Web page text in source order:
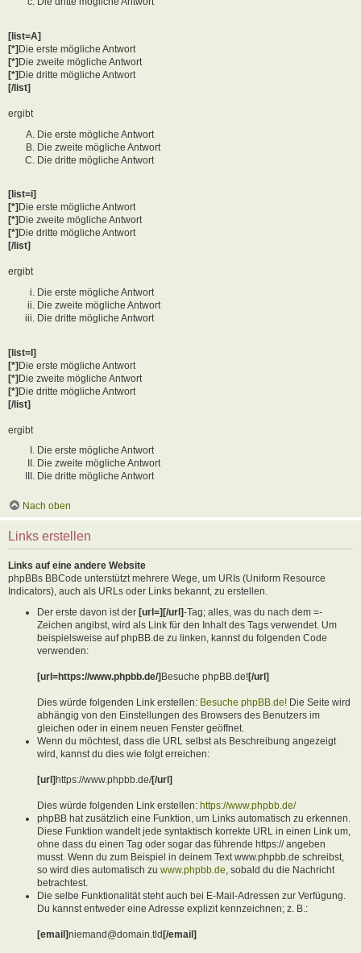
[list=A]
[*] Die erste mögliche Antwort
[*] Die zweite mögliche Antwort
[*] Die dritte mögliche Antwort
[/list]
ergibt
Die erste mögliche Antwort
Die zweite mögliche Antwort
Die dritte mögliche Antwort
[list=i]
[*] Die erste mögliche Antwort
[*] Die zweite mögliche Antwort
[*] Die dritte mögliche Antwort
[/list]
ergibt
Die erste mögliche Antwort
Die zweite mögliche Antwort
Die dritte mögliche Antwort
[list=I]
[*]Die erste mögliche Antwort
[*]Die zweite mögliche Antwort
[*]Die dritte mögliche Antwort
[/list]
ergibt
Die erste mögliche Antwort
Die zweite mögliche Antwort
Die dritte mögliche Antwort
Nach oben
Links erstellen
Links auf eine andere Website
phpBBs BBCode unterstützt mehrere Wege, um URIs (Uniform Resource
Indicators), auch als URLs oder Links bekannt, zu erstellen.
Der erste davon ist der [url=][/url]-Tag; alles, was du nach dem =-
Zeichen angibst, wird als Link für den Inhalt des Tags verwendet. Um
beispielsweise auf phpBB.de zu linken, kannst du folgenden Code
verwenden:
[url=https://www.phpbb.de/]Besuche phpBB.de![/url]
Dies würde folgenden Link erstellen: Besuche phpBB.de! Die Seite wird
abhängig von den Einstellungen des Browsers des Benutzers im
gleichen oder in einem neuen Fenster geöffnet.
Wenn du möchtest, dass die URL selbst als Beschreibung angezeigt
wird, kannst du dies wie folgt erreichen:
[url]https://www.phpbb.de/[/url]
Dies würde folgenden Link erstellen: https://www.phpbb.de/
phpBB hat zusätzlich eine Funktion, um Links automatisch zu erkennen.
Diese Funktion wandelt jede syntaktisch korrekte URL in einen Link um,
ohne dass du einen Tag oder sogar das führende https:// angeben
musst. Wenn du zum Beispiel in deinem Text www.phpbb.de schreibst,
so wird dies automatisch zu www.phpbb.de, sobald du die Nachricht
betrachtest.
Die selbe Funktionalität steht auch bei E-Mail-Adressen zur Verfügung.
Du kannst entweder eine Adresse explizit kennzeichnen; z. B.:
[email]niemand@domain.tld[/email]